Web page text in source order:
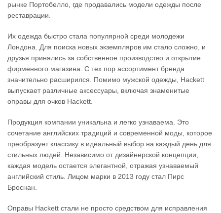
рынке Портобелло, где продавались модели одежды после
реставрации.
Их одежда быстро стала популярной среди молодежи
Лондона. Для поиска новых экземпляров им стало сложно, и
друзья принялись за собственное производство и открытие
фирменного магазина. С тех пор ассортимент бренда
значительно расширился. Помимо мужской одежды, Hackett
выпускает различные аксессуары, включая знаменитые
оправы для очков Hackett.
Продукция компании уникальна и легко узнаваема. Это
сочетание английских традиций и современной моды, которое
преобразует классику в идеальный выбор на каждый день для
стильных людей. Независимо от дизайнерской концепции,
каждая модель остается элегантной, отражая узнаваемый
английский стиль. Лицом марки в 2013 году стал Пирс
Броснан.
Оправы Hackett стали не просто средством для исправления